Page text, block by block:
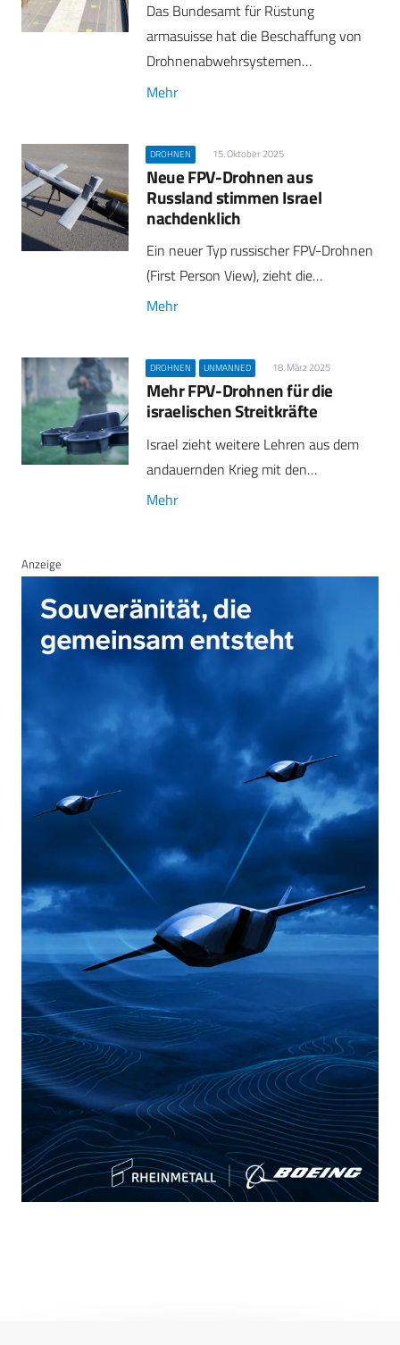
Das Bundesamt für Rüstung
armasuisse hat die Beschaffung von
Drohnenabwehrsystemen…
Mehr
DROHNEN 15. Oktober 2025
Neue FPV-Drohnen aus
Russland stimmen Israel
nachdenklich
Ein neuer Typ russischer FPV-Drohnen
(First Person View), zieht die…
Mehr
DROHNEN UNMANNED 18. März 2025
Mehr FPV-Drohnen für die
israelischen Streitkräfte
Israel zieht weitere Lehren aus dem
andauernden Krieg mit den…
Mehr
Anzeige